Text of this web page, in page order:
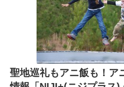
聖地巡礼もアニ飯も！ア